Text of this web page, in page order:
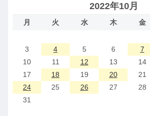
2022年10月
月 火 水 木 金
3
4 5 6 7
10
11 12 13 14
17
18 19 20 21
24
25 26 27 28
31